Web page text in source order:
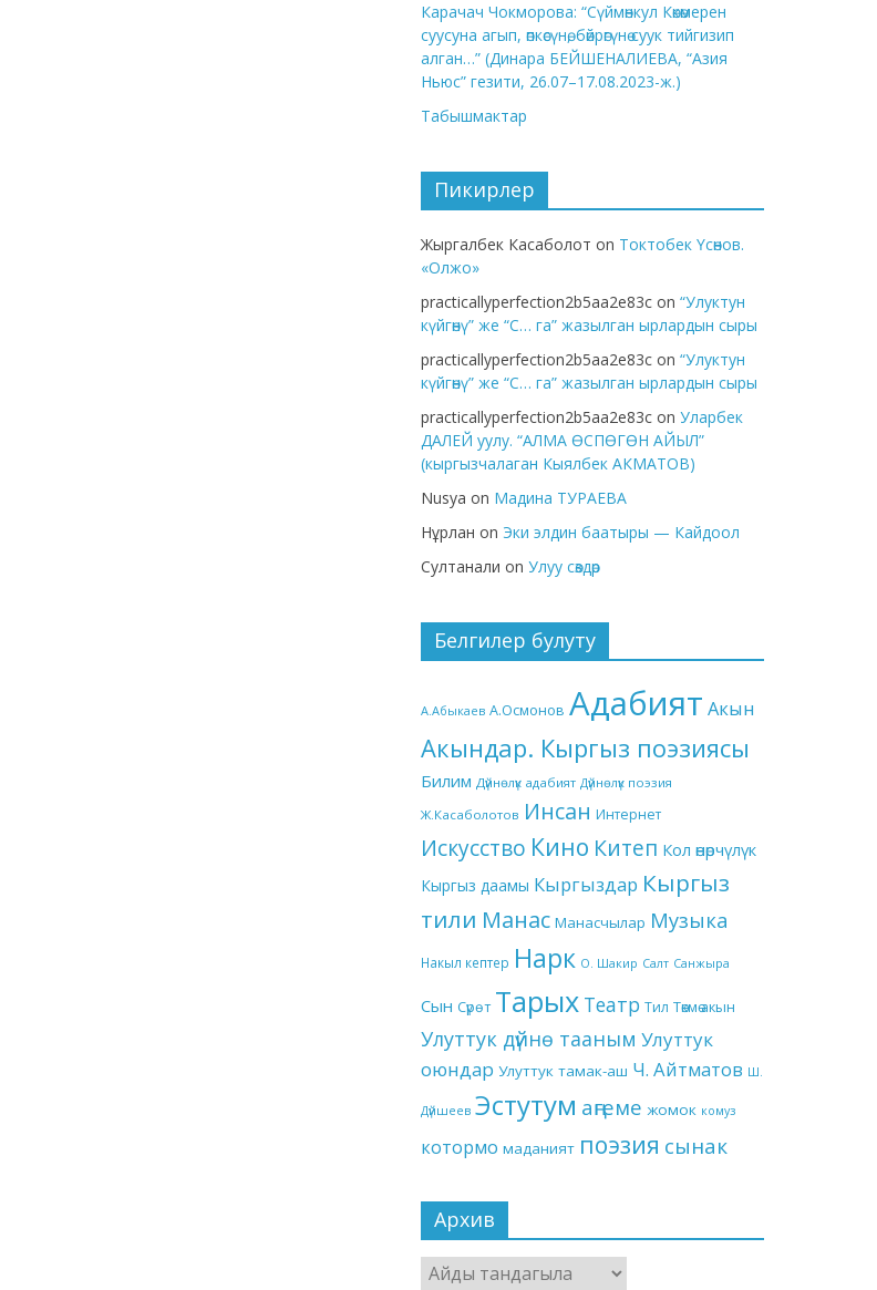
Карачач Чокморова: “Сүймөнкул Көкөмерен
суусуна агып, өпкөсүнө, бөйрөгүнө суук тийгизип
алган…” (Динара БЕЙШЕНАЛИЕВА, “Азия
Ньюс” гезити, 26.07–17.08.2023-ж.)
Табышмактар
Пикирлер
Жыргалбек Касаболот on Токтобек Үсөнов.
«Олжо»
practicallyperfection2b5aa2e83c on “Улуктун
күйгөнү” же “С… га” жазылган ырлардын сыры
practicallyperfection2b5aa2e83c on “Улуктун
күйгөнү” же “С… га” жазылган ырлардын сыры
practicallyperfection2b5aa2e83c on Уларбек
ДАЛЕЙ уулу. “АЛМА ӨСПӨГӨН АЙЫЛ”
(кыргызчалаган Кыялбек АКМАТОВ)
Nusya on Мадина ТУРАЕВА
Нұрлан on Эки элдин баатыры — Кайдоол
Султанали on Улуу сөздөр
Белгилер булуту
А.Абыкаев А.Осмонов Адабият Акын
Акындар. Кыргыз поэзиясы
Билим Дүйнөлүк адабият Дүйнөлүк поэзия
Ж.Касаболотов Инсан Интернет
Искусство Кино Китеп Кол өнөрчүлүк
Кыргыз даамы Кыргыздар Кыргыз
тили Манас Манасчылар Музыка
Накыл кептер Нарк О. Шакир Салт Санжыра
Сын Сүрөт Тарых Театр Тил Төкмө акын
Улуттук дүйнө тааным Улуттук
оюндар Улуттук тамак-аш Ч. Айтматов Ш.
Дүйшеев Эстутум аңгеме жомок комуз
котормо маданият поэзия сынак
Архив
Архив